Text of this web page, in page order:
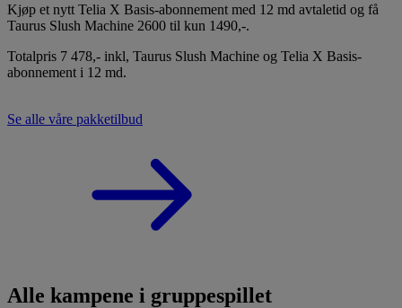
Kjøp et nytt Telia X Basis-abonnement med 12 md avtaletid og få
Taurus Slush Machine 2600 til kun 1490,-.
Totalpris 7 478,- inkl, Taurus Slush Machine og Telia X Basis-
abonnement i 12 md.
Se alle våre pakketilbud
Alle kampene i gruppespillet